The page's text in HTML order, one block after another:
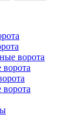
ворота